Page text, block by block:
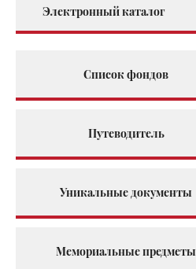
Электронный каталог
Список фондов
Путеводитель
Уникальные документы
Мемориальные предметы